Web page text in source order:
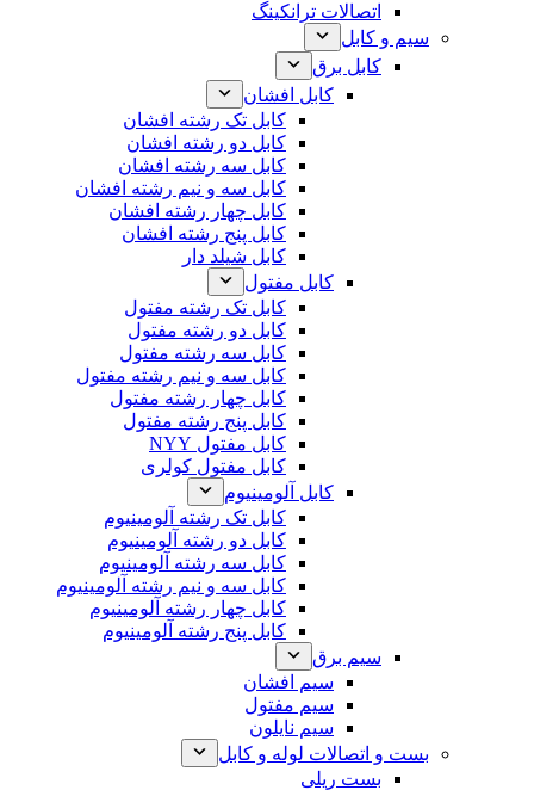
اتصالات ترانکینگ
سیم و کابل
کابل برق
کابل افشان
کابل تک رشته افشان
کابل دو رشته افشان
کابل سه رشته افشان
کابل سه و نیم رشته افشان
کابل چهار رشته افشان
کابل پنج رشته افشان
کابل شیلد دار
کابل مفتول
کابل تک رشته مفتول
کابل دو رشته مفتول
کابل سه رشته مفتول
کابل سه و نیم رشته مفتول
کابل چهار رشته مفتول
کابل پنج رشته مفتول
کابل مفتول NYY
کابل مفتول کولری
کابل آلومینیوم
کابل تک رشته آلومینیوم
کابل دو رشته آلومینیوم
کابل سه رشته آلومینیوم
کابل سه و نیم رشته آلومینیوم
کابل چهار رشته آلومینیوم
کابل پنج رشته آلومینیوم
سیم برق
سیم افشان
سیم مفتول
سیم نایلون
بست و اتصالات لوله و کابل
بست ریلی